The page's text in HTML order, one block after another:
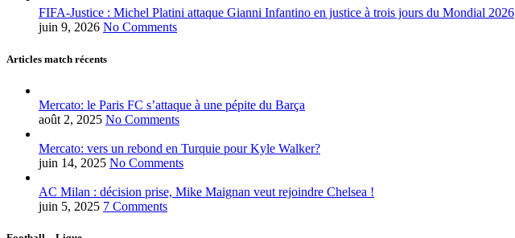
FIFA-Justice : Michel Platini attaque Gianni Infantino en justice à trois jours du Mondial 2026
juin 9, 2026 No Comments
Articles match récents
Mercato: le Paris FC s’attaque à une pépite du Barça
août 2, 2025 No Comments
Mercato: vers un rebond en Turquie pour Kyle Walker?
juin 14, 2025 No Comments
AC Milan : décision prise, Mike Maignan veut rejoindre Chelsea !
juin 5, 2025 7 Comments